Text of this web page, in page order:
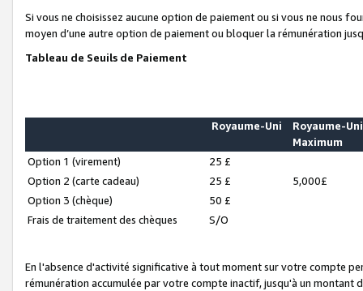
Si vous ne choisissez aucune option de paiement ou si vous ne nous
moyen d’une autre option de paiement ou bloquer la rémunération
Tableau de Seuils de Paiement
Royaume-Uni
Royaume-Uni
Maximum
Option 1 (virement)
25 £
Option 2 (carte cadeau)
25 £
5,000£
Option 3 (chèque)
50 £
Frais de traitement des chèques
S/O
En l'absence d'activité significative à tout moment sur votre compte
rémunération accumulée par votre compte inactif, jusqu'à un montant